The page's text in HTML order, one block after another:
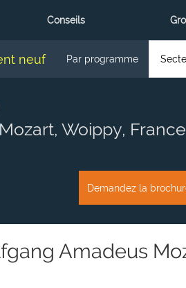
Conseils
neuf Par programme
Woippy, France
Demandez la
Amadeus